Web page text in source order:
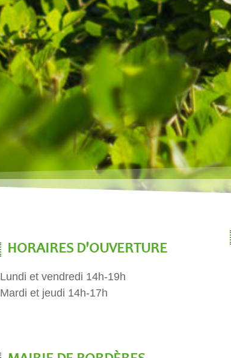
HORAIRES D'OUVERTURE
Lundi et vendredi 14h-19h
Mardi et jeudi 14h-17h